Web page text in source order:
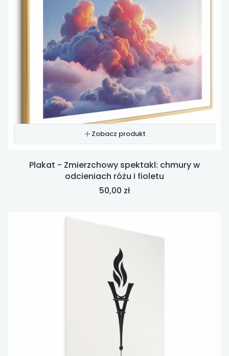
Zobacz produkt
Plakat - Zmierzchowy spektakl: chmury w
odcieniach różu i fioletu
Cena
50,00 zł